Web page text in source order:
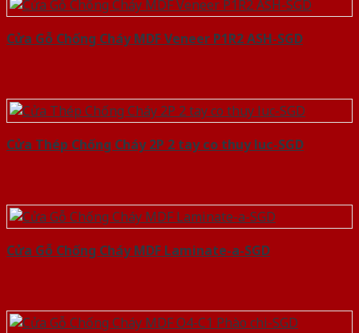
Cửa Gỗ Chống Cháy MDF Veneer P1R2 ASH-SGD
Cửa Thép Chống Cháy 2P 2 tay co thuy luc-SGD
Cửa Gỗ Chống Cháy MDF Laminate-a-SGD